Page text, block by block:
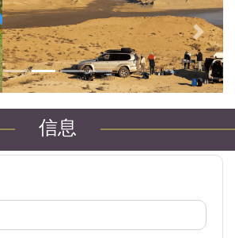
下一個
信息